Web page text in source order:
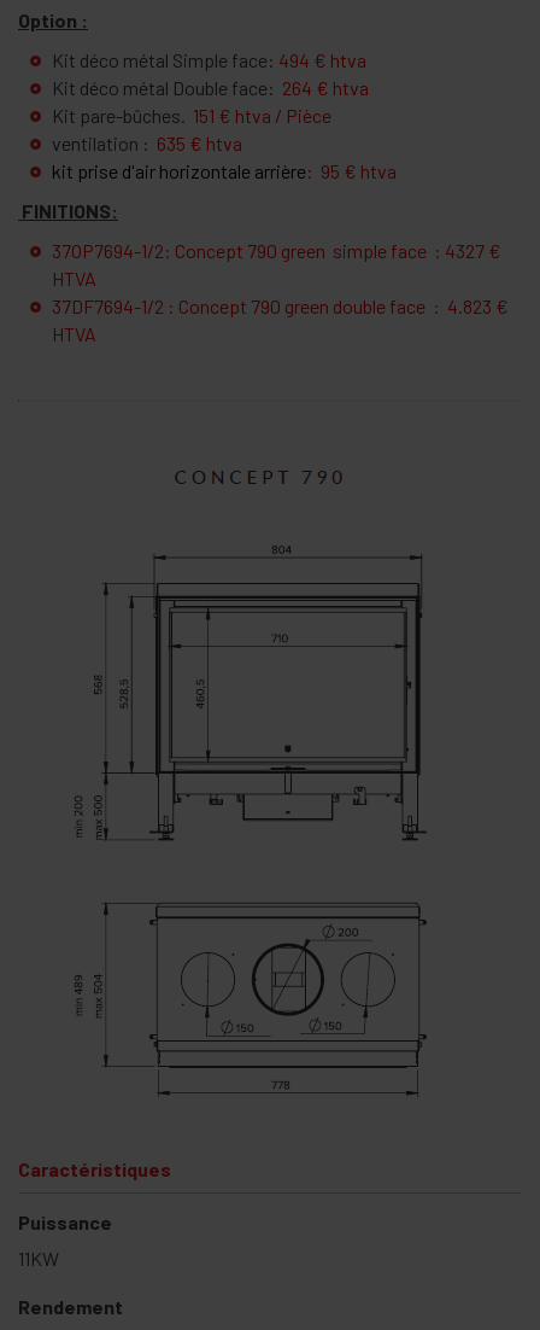
Option :
Kit déco métal Simple face: 494 € htva
Kit déco métal Double face: 264 € htva
Kit pare-bûches. 151 € htva / Pièce
ventilation : 635 € htva
kit prise d'air horizontale arrière: 95 € htva
FINITIONS:
37OP7694-1/2: Concept 790 green simple face : 4327 €
HTVA
37DF7694-1/2 : Concept 790 green double face : 4.823 €
HTVA
Caractéristiques
Puissance
11KW
Rendement